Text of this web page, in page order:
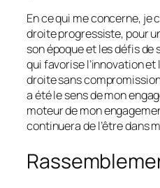
En ce qui me concerne, je
droite progressiste, pour
son époque et les défis
qui favorise l’innovation et
droite sans
a été le sens de mon
moteur de mon
continuera de l’être dans